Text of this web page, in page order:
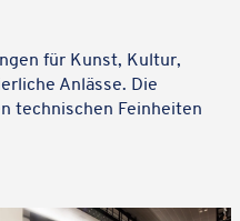
für Kunst, Kultur,
Anlässe. Die
tech­ni­schen Fein­hei­ten